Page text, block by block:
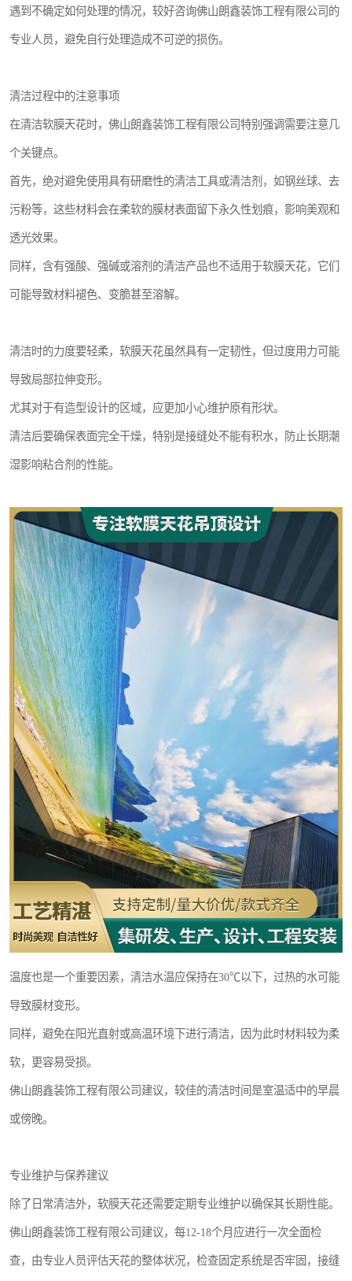
遇到不确定如何处理的情况，较好咨询佛山朗鑫装饰工程有限公司的
专业人员，避免自行处理造成不可逆的损伤。
清洁过程中的注意事项
在清洁软膜天花时，佛山朗鑫装饰工程有限公司特别强调需要注意几
个关键点。
首先，绝对避免使用具有研磨性的清洁工具或清洁剂，如钢丝球、去
污粉等，这些材料会在柔软的膜材表面留下永久性划痕，影响美观和
透光效果。
同样，含有强酸、强碱或溶剂的清洁产品也不适用于软膜天花，它们
可能导致材料褪色、变脆甚至溶解。
清洁时的力度要轻柔，软膜天花虽然具有一定韧性，但过度用力可能
导致局部拉伸变形。
尤其对于有造型设计的区域，应更加小心维护原有形状。
清洁后要确保表面完全干燥，特别是接缝处不能有积水，防止长期潮
湿影响粘合剂的性能。
温度也是一个重要因素，清洁水温应保持在30℃以下，过热的水可能
导致膜材变形。
同样，避免在阳光直射或高温环境下进行清洁，因为此时材料较为柔
软，更容易受损。
佛山朗鑫装饰工程有限公司建议，较佳的清洁时间是室温适中的早晨
或傍晚。
专业维护与保养建议
除了日常清洁外，软膜天花还需要定期专业维护以确保其长期性能。
佛山朗鑫装饰工程有限公司建议，每12-18个月应进行一次全面检
查，由专业人员评估天花的整体状况，检查固定系统是否牢固，接缝